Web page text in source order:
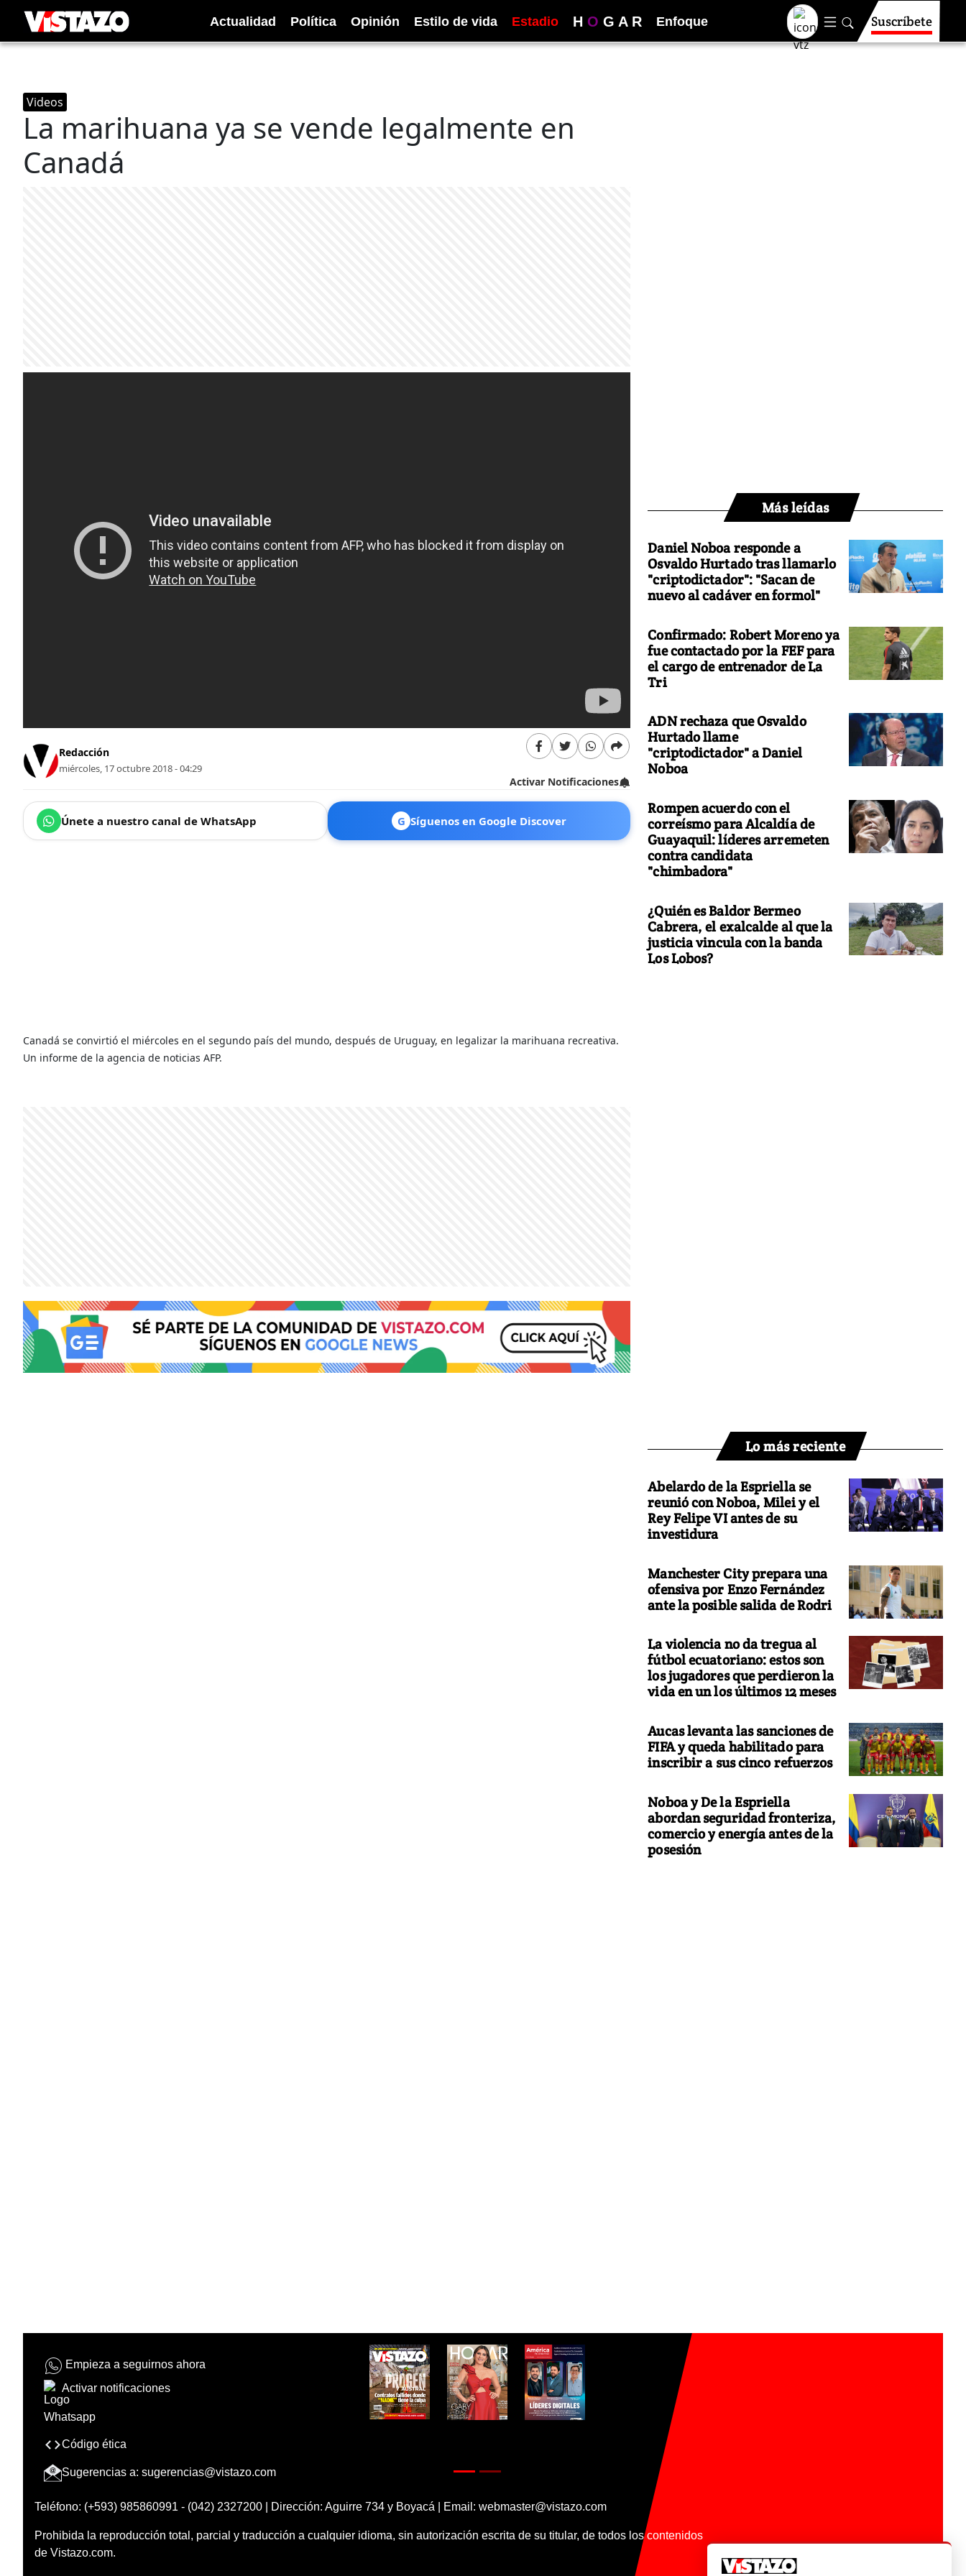
Actualidad Política Opinión Estilo de vida Estadio H O G A R Enfoque Suscríbete
Videos
La marihuana ya se vende legalmente en
Canadá
Redacción
miércoles, 17 octubre 2018 - 04:29
Activar Notificaciones
Únete a nuestro canal de WhatsApp G Síguenos en Google Discover
Canadá se convirtió el miércoles en el segundo país del mundo, después de Uruguay, en legalizar la marihuana recreativa.
Un informe de la agencia de noticias AFP.
Más leídas
Daniel Noboa responde a
Osvaldo Hurtado tras llamarlo
"criptodictador": "Sacan de
nuevo al cadáver en formol"
Confirmado: Robert Moreno ya
fue contactado por la FEF para
el cargo de entrenador de La
Tri
ADN rechaza que Osvaldo
Hurtado llame
"criptodictador" a Daniel
Noboa
Rompen acuerdo con el
correísmo para Alcaldía de
Guayaquil: líderes arremeten
contra candidata
"chimbadora"
¿Quién es Baldor Bermeo
Cabrera, el exalcalde al que la
justicia vincula con la banda
Los Lobos?
Lo más reciente
Abelardo de la Espriella se
reunió con Noboa, Milei y el
Rey Felipe VI antes de su
investidura
Manchester City prepara una
ofensiva por Enzo Fernández
ante la posible salida de Rodri
La violencia no da tregua al
fútbol ecuatoriano: estos son
los jugadores que perdieron la
vida en un los últimos 12 meses
Aucas levanta las sanciones de
FIFA y queda habilitado para
inscribir a sus cinco refuerzos
Noboa y De la Espriella
abordan seguridad fronteriza,
comercio y energía antes de la
posesión
Empieza a seguirnos ahora
Activar notificaciones
Código ética
Sugerencias a: sugerencias@vistazo.com
Teléfono: (+593) 985860991 - (042) 2327200 | Dirección: Aguirre 734 y Boyacá | Email: webmaster@vistazo.com
Prohibida la reproducción total, parcial y traducción a cualquier idioma, sin autorización escrita de su titular, de todos los contenidos
de Vistazo.com.